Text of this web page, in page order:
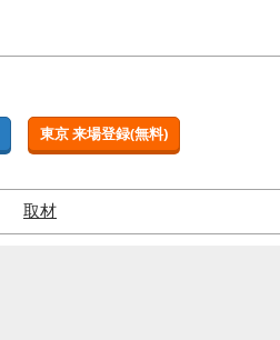
東京 来場登録(無料)
取材